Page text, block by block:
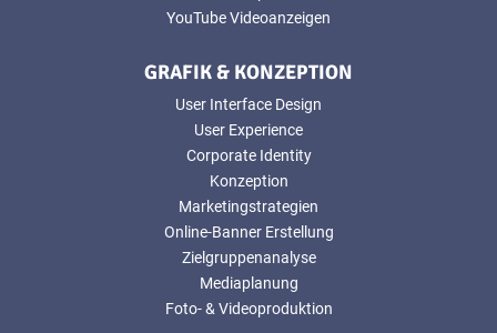
YouTube Videoanzeigen
GRAFIK & KONZEPTION
User Interface Design
User Experience
Corporate Identity
Konzeption
Marketingstrategien
Online-Banner Erstellung
Zielgruppenanalyse
Mediaplanung
Foto- & Videoproduktion